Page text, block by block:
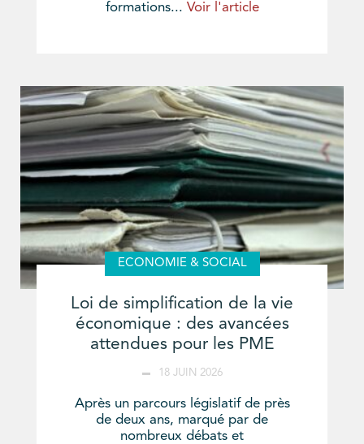
formations... Voir l'article
ECONOMIE & SOCIAL
Loi de simplification de la vie
économique : des avancées
attendues pour les PME
18 JUIN 2026
Après un parcours législatif de près
de deux ans, marqué par de
nombreux débats et